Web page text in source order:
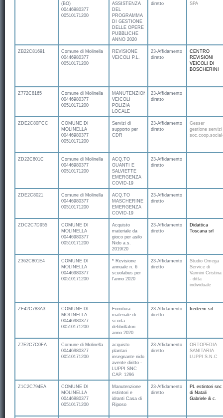
(BO)
00446980377
00510171200
ASSISTENZA
DEL
PROGRAMMA
DI GESTIONE
DELLE OPERE
PUBBLICHE
ANNO 2020
diretto
SPA
ZB22C81691
Comune di Molinella
00446980377
00510171200
REVISIONE
VEICOLI P.L.
23-Affidamento
diretto
CENTRO
REVISIONI
VEICOLI DI
BOSCHERINI
Z772C8165
Comune di Molinella
00446980377
00510171200
MANUTENZIONE
VEICOLI
POLIZIA
LOCALE
23-Affidamento
diretto
ZDE2C80FCC
COMUNE DI
MOLINELLA
00446980377
00510171200
Servizi di
supporto per
CDR
23-Affidamento
diretto
Gesser
gestione servizi
ZD22C801C
Comune di Molinella
00446980377
00510171200
ACQ.TO
GUANTI E
SALVIETTE
EMERGENZA
COVID-19
23-Affidamento
diretto
ZDE2C8021
Comune di Molinella
00446980377
00510171200
ACQ.TO
MASCHERINE
EMERGENZA
COVID-19
23-Affidamento
diretto
ZDC2C7D955
COMUNE DI
MOLINELLA
00446980377
00510171200
Acquisto
materiale da
gioco per asilo
Nido a.s.
2019/20
23-Affidamento
diretto
Didattica
Toscana srl
Z362C801E4
COMUNE DI
MOLINELLA
00446980377
00510171200
* Revisione
annuale n. 6
scuolabus per
l'anno 2020
23-Affidamento
diretto
Studio Omega
Service di
Vannini Cristina
- ditta
individuale
ZF42C783A3
COMUNE DI
MOLINELLA
00446980377
00510171200
Fornitura
materiale di
scorta
defibrillatori
anno 2020
23-Affidamento
diretto
Iredeem srl
Z7E2C7C0FA
Comune di Molinella
00446980377
00510171200
acquisto
plantari
insegnante nido
avente diritto -
LUPPI SNC
CAP. 1296
23-Affidamento
diretto
ORTOPEDIA
SANITARIA
LUPPI S.N.C
Z1C2C794EA
COMUNE DI
MOLINELLA
00446980377
00510171200
Manutenzione
estintori e
idranti Casa di
Riposo
23-Affidamento
diretto
PL estintori snc
di Natali
Gabriele & c.